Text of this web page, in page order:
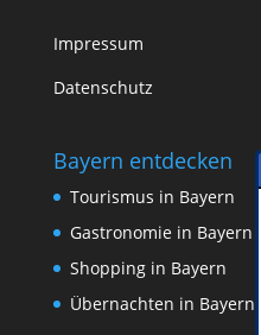
Impressum
Datenschutz
Bayern entdecken
Tourismus in Bayern
Gastronomie in Bayern
Shopping in Bayern
Übernachten in Bayern